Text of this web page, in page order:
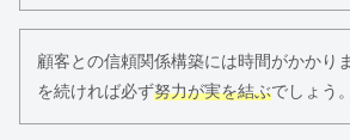
顧客との信頼関係構築には時間がかかり
を続ければ必ず努力が実を結ぶでしょう。